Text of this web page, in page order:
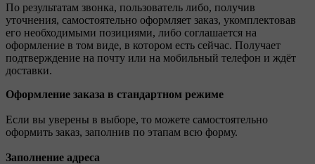
По результатам звонка, пользователь либо, получив
уточнения, самостоятельно оформляет заказ, укомплектовав
его необходимыми позициями, либо соглашается на
оформление в том виде, в котором есть сейчас. Получает
подтверждение на почту или на мобильный телефон и ждёт
доставки.
Оформление заказа в стандартном режиме
Если вы уверены в выборе, то можете самостоятельно
оформить заказ, заполнив по этапам всю форму.
Заполнение адреса